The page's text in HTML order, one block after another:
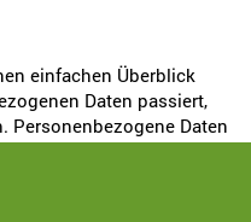
einfachen Überblick
Daten passiert,
Personenbezogene Daten
identifiziert werden
zum Thema Datenschutz
Text aufgeführten